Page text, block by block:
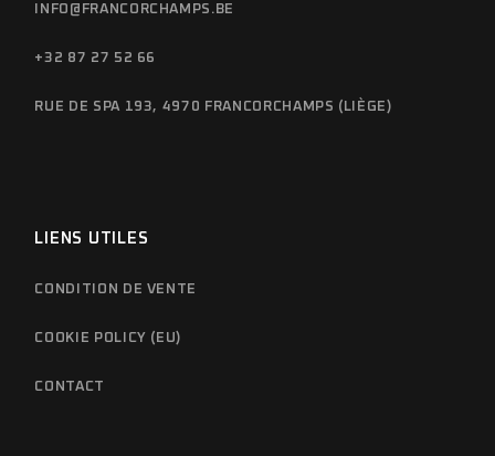
INFO@FRANCORCHAMPS.BE
+32 87 27 52 66
RUE DE SPA 193, 4970 FRANCORCHAMPS (LIÈGE)
LIENS UTILES
CONDITION DE VENTE
COOKIE POLICY (EU)
CONTACT